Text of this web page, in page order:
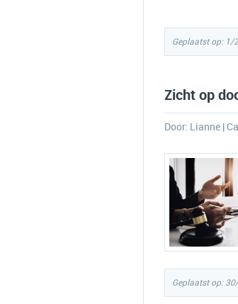
Geplaatst op: 1/
Zicht op
Door: Lianne |
Geplaatst op: